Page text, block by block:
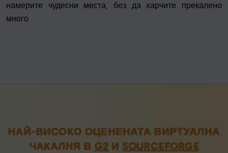
намерите чудесни места, без да харчите прекалено
много.
НАЙ-ВИСОКО ОЦЕНЕНАТА ВИРТУАЛНА
ЧАКАЛНЯ ВG2 И SOURCEFORGE